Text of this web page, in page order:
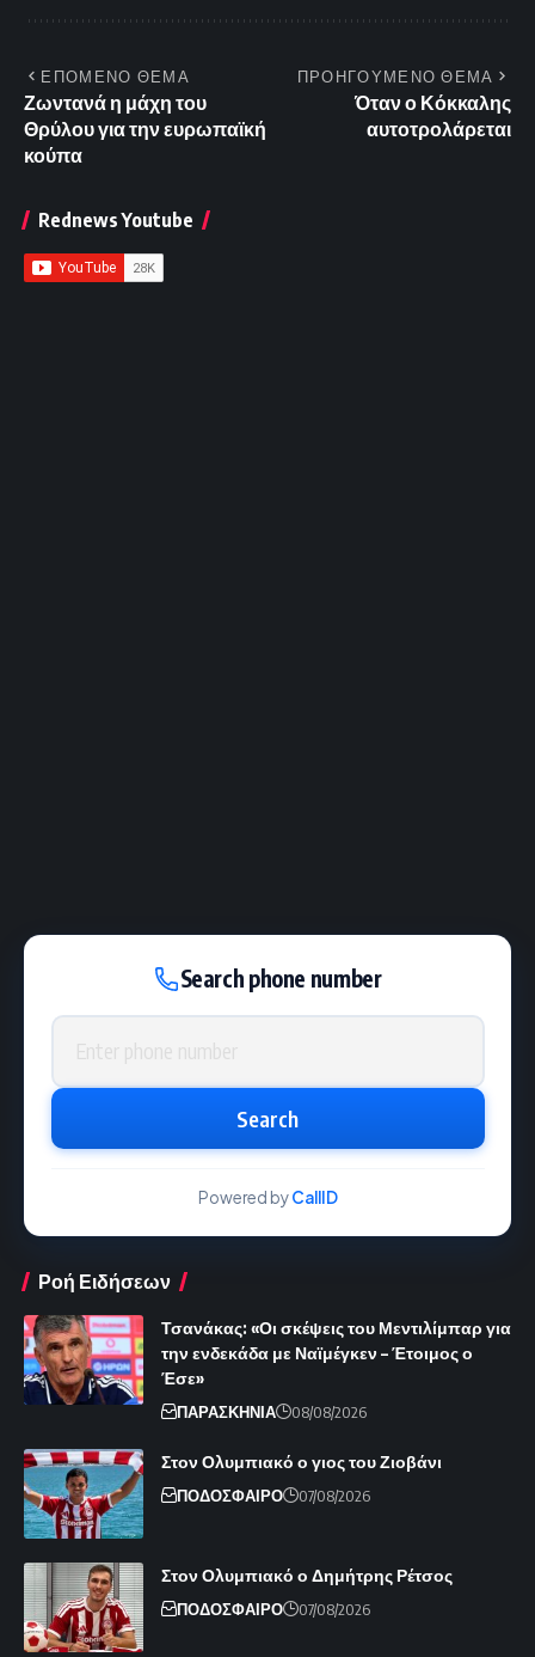
ΕΠΟΜΕΝΟ ΘΕΜΑ
Ζωντανά η μάχη του
Θρύλου για την ευρωπαϊκή
κούπα
ΠΡΟΗΓΟΥΜΕΝΟ ΘΕΜΑ
Όταν ο Κόκκαλης
αυτοτρολάρεται
Rednews Youtube
Search phone number
Phone number
Search
Powered byCallID
Ροή Ειδήσεων
Τσανάκας: «Οι σκέψεις του Μεντιλίμπαρ για
την ενδεκάδα με Ναϊμέγκεν – Έτοιμος ο
Έσε»
ΠΑΡΑΣΚΗΝΙΑ 08/08/2026
Στον Ολυμπιακό ο γιος του Ζιοβάνι
ΠΟΔΟΣΦΑΙΡΟ 07/08/2026
Στον Ολυμπιακό ο Δημήτρης Ρέτσος
ΠΟΔΟΣΦΑΙΡΟ 07/08/2026